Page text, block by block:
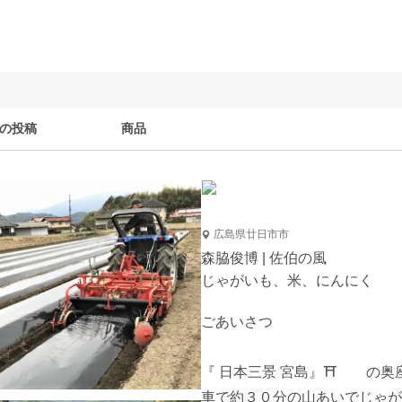
投稿 商品
広島県廿日市市
森脇俊博 | 佐伯の風
じゃがいも、米、にんにく
ごあいさつ
『 日本三景 宮島』⛩　　の奥
車で約３０分の山あいでじゃ